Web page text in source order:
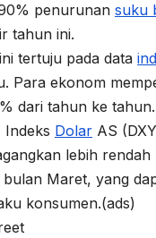
penurunan suku
tahun ini.
tertuju pada data
Para ekonom
dari tahun ke tahun.
Indeks Dolar AS
lebih
Maret, yang
konsumen.(ads)